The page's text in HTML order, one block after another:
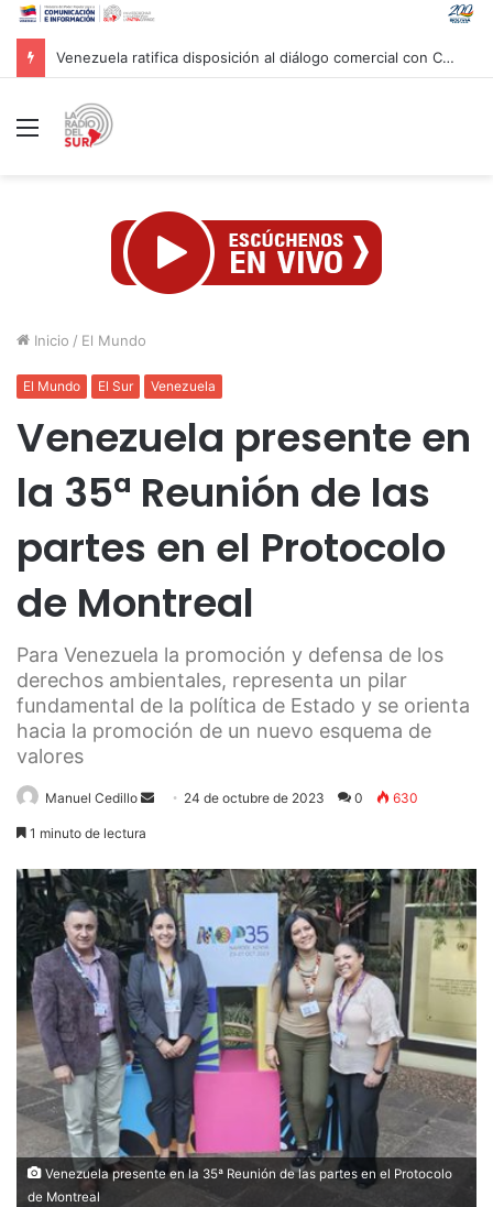
Messi despide a su padre junto a su familia en una ceremonia privada en Argentina
Menú
Inicio / El Mundo
El Mundo El Sur Venezuela
Venezuela presente en
la 35ª Reunión de las
partes en el Protocolo
de Montreal
Para Venezuela la promoción y defensa de los
derechos ambientales, representa un pilar
fundamental de la política de Estado y se orienta
hacia la promoción de un nuevo esquema de
valores
Manuel Cedillo
Send 24 de octubre de 2023 0 630
1 minuto de lectura
Venezuela presente en la 35ª Reunión de las partes en el Protocolo
de Montreal